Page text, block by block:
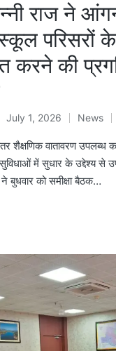
राज ने
परिसरों
करने की
July 1, 2026
Posted
in
News
शैक्षणिक वातावरण उपलब्ध
में सुधार के उद्देश्य से
बुधवार को समीक्षा बैठक…